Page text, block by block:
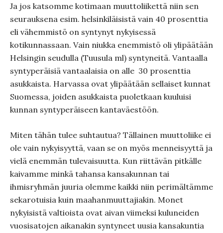
Ja jos katsomme kotimaan muuttoliikettä niin sen
seurauksena esim. helsinkiläisistä vain 40 prosenttia
eli vähemmistö on syntynyt nykyisessä
kotikunnassaan. Vain niukka enemmistö oli ylipäätään
Helsingin seudulla (Tuusula ml) syntyneitä. Vantaalla
syntyperäisiä vantaalaisia on alle 30 prosenttia
asukkaista. Harvassa ovat ylipäätään sellaiset kunnat
Suomessa, joiden asukkaista puoletkaan kuuluisi
kunnan syntyperäiseen kantaväestöön.
Miten tähän tulee suhtautua? Tällainen muuttoliike ei
ole vain nykyisyyttä, vaan se on myös menneisyyttä ja
vielä enemmän tulevaisuutta. Kun riittävän pitkälle
kaivamme minkä tahansa kansakunnan tai
ihmisryhmän juuria olemme kaikki niin perimältämme
sekarotuisia kuin maahanmuuttajiakin. Monet
nykyisistä valtioista ovat aivan viimeksi kuluneiden
vuosisatojen aikanakin syntyneet uusia kansakuntia